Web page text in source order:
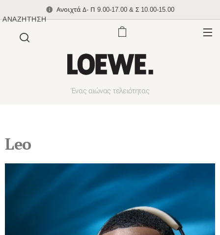
Ανοιχτά Δ- Π 9.00-17.00 & Σ 10.00-15.00
Ένας αιώνας τελειότητας
ΑΝΑΖΉΤΗΣΗ
Leo